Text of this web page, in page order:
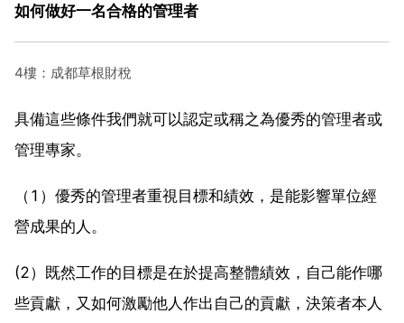
如何做好一名合格的管理者
4樓：成都草根財稅
具備這些條件我們就可以認定或稱之為優秀的管理者或
管理專家。
（1）優秀的管理者重視目標和績效，是能影響單位經
營成果的人。
(2）既然工作的目標是在於提高整體績效，自己能作哪
些貢獻，又如何激勵他人作出自己的貢獻，決策者本人